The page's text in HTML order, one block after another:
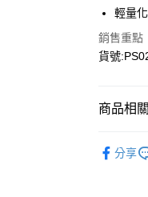
輕量
銷售重點
貨號
商品相
分享